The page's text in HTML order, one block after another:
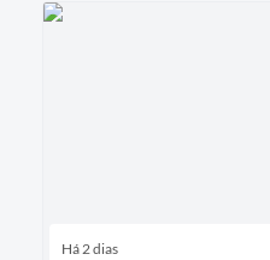
Há 2 dias